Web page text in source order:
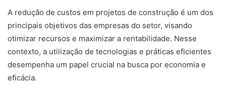
A redução de custos em projetos de construção é um dos
principais objetivos das empresas do setor, visando
otimizar recursos e maximizar a rentabilidade. Nesse
contexto, a utilização de tecnologias e práticas eficientes
desempenha um papel crucial na busca por economia e
eficácia.